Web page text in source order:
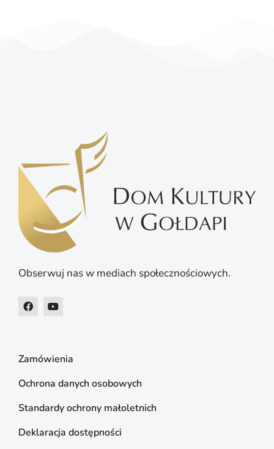
Obserwuj nas w mediach społecznościowych.
Zamówienia
Ochrona danych osobowych
Standardy ochrony małoletnich
Deklaracja dostępności